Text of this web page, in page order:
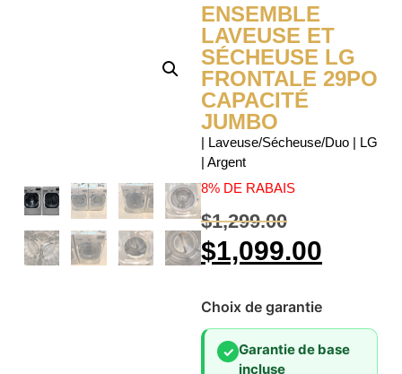
ENSEMBLE
LAVEUSE ET
SÉCHEUSE LG
FRONTALE 29PO
CAPACITÉ
JUMBO
| Laveuse/Sécheuse/Duo | LG
| Argent
8% DE RABAIS
$1,299.00
$1,099.00
Choix de garantie
✓ Garantie de base
incluse